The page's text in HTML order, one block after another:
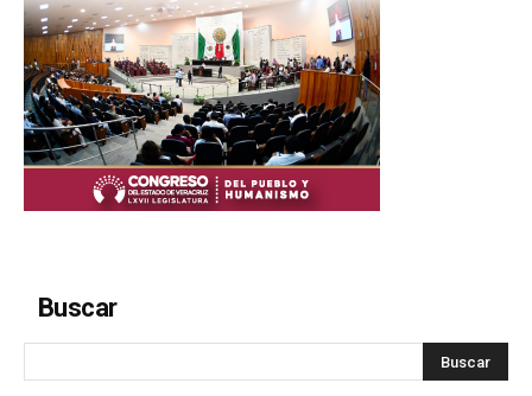
Buscar